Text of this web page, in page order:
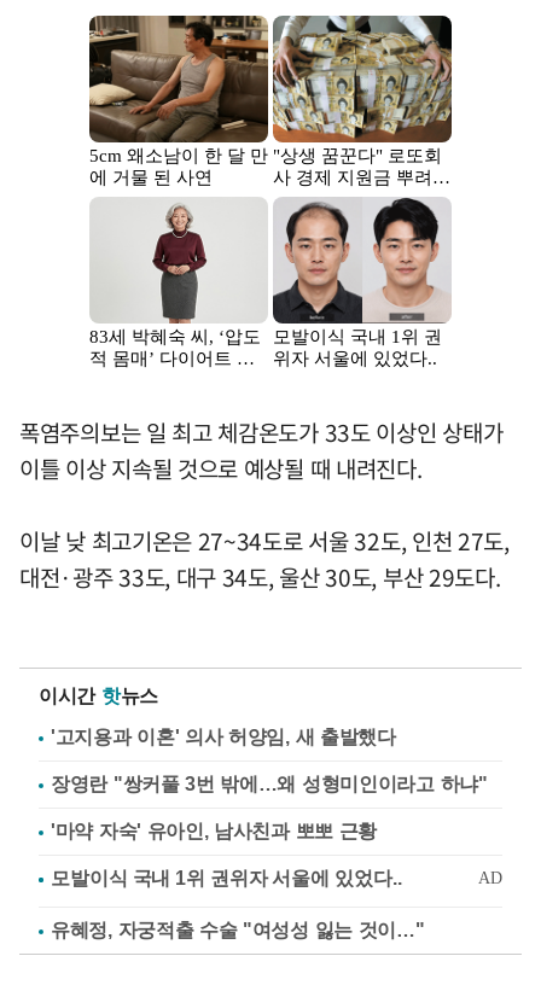
폭염주의보는 일 최고 체감온도가 33도 이상인 상태가
이틀 이상 지속될 것으로 예상될 때 내려진다.
이날 낮 최고기온은 27~34도로 서울 32도, 인천 27도,
대전·광주 33도, 대구 34도, 울산 30도, 부산 29도다.
이시간 핫뉴스
'고지용과 이혼' 의사 허양임, 새 출발했다
장영란 "쌍커풀 3번 밖에…왜 성형미인이라고 하냐"
'마약 자숙' 유아인, 남사친과 뽀뽀 근황
유혜정, 자궁적출 수술 "여성성 잃는 것이…"